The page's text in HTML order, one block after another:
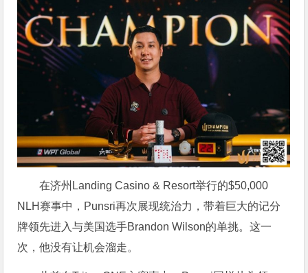
在济州Landing Casino & Resort举行的$50,000
NLH赛事中，Punsri再次展现统治力，带着巨大的记分
牌领先进入与美国选手Brandon Wilson的单挑。这一
次，他没有让机会溜走。